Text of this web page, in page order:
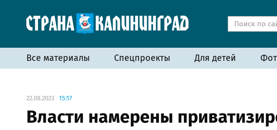
Все материалы Спецпроекты Для детей
22.08.2023 15:17
Власти намерены